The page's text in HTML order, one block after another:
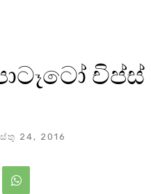
චිප්ස්
24, 2016